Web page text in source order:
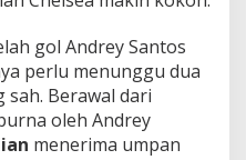
gol Andrey Santos
perlu menunggu dua
Berawal dari
oleh Andrey
menerima umpan